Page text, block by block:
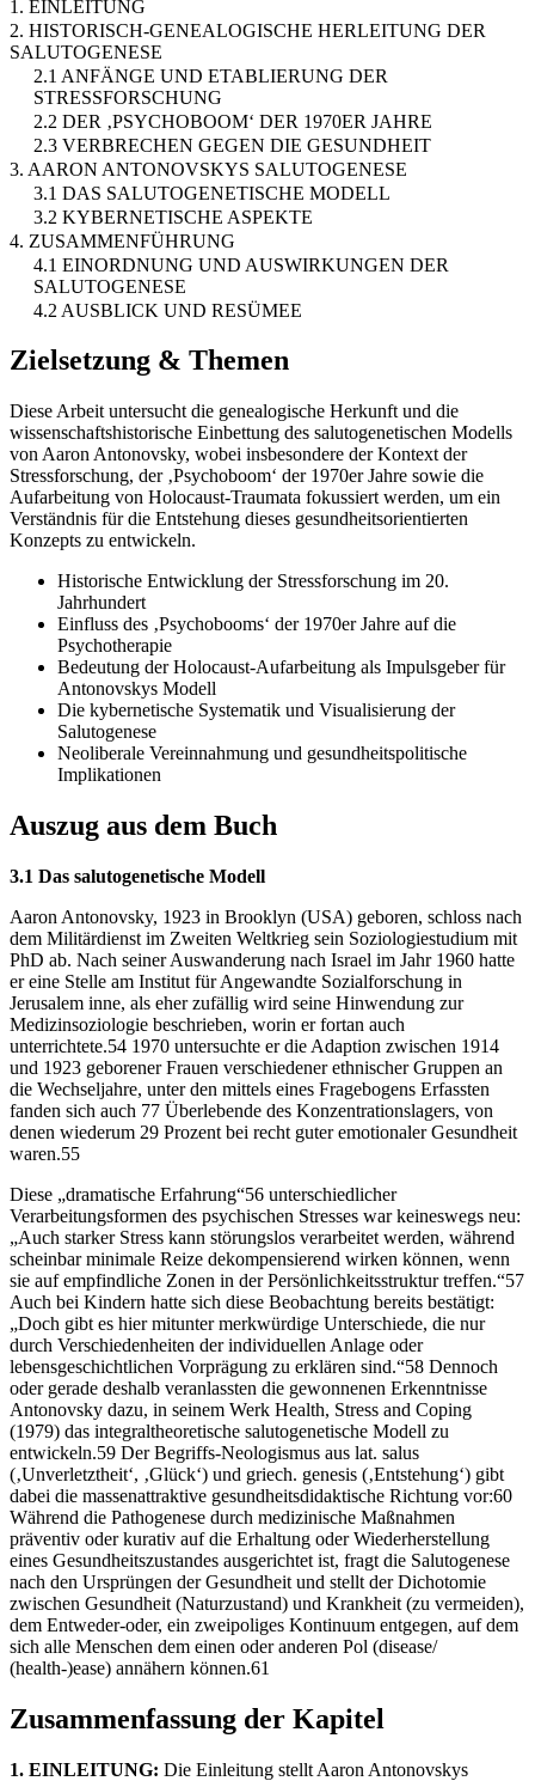
1. EINLEITUNG
2. HISTORISCH-GENEALOGISCHE HERLEITUNG DER
SALUTOGENESE
2.1 ANFÄNGE UND ETABLIERUNG DER
STRESSFORSCHUNG
2.2 DER ‚PSYCHOBOOM‘ DER 1970ER JAHRE
2.3 VERBRECHEN GEGEN DIE GESUNDHEIT
3. AARON ANTONOVSKYS SALUTOGENESE
3.1 DAS SALUTOGENETISCHE MODELL
3.2 KYBERNETISCHE ASPEKTE
4. ZUSAMMENFÜHRUNG
4.1 EINORDNUNG UND AUSWIRKUNGEN DER
SALUTOGENESE
4.2 AUSBLICK UND RESÜMEE
Zielsetzung & Themen
Diese Arbeit untersucht die genealogische Herkunft und die
wissenschaftshistorische Einbettung des salutogenetischen Modells
von Aaron Antonovsky, wobei insbesondere der Kontext der
Stressforschung, der ‚Psychoboom‘ der 1970er Jahre sowie die
Aufarbeitung von Holocaust-Traumata fokussiert werden, um ein
Verständnis für die Entstehung dieses gesundheitsorientierten
Konzepts zu entwickeln.
Historische Entwicklung der Stressforschung im 20.
Jahrhundert
Einfluss des ‚Psychobooms‘ der 1970er Jahre auf die
Psychotherapie
Bedeutung der Holocaust-Aufarbeitung als Impulsgeber für
Antonovskys Modell
Die kybernetische Systematik und Visualisierung der
Salutogenese
Neoliberale Vereinnahmung und gesundheitspolitische
Implikationen
Auszug aus dem Buch
3.1 Das salutogenetische Modell
Aaron Antonovsky, 1923 in Brooklyn (USA) geboren, schloss nach
dem Militärdienst im Zweiten Weltkrieg sein Soziologiestudium mit
PhD ab. Nach seiner Auswanderung nach Israel im Jahr 1960 hatte
er eine Stelle am Institut für Angewandte Sozialforschung in
Jerusalem inne, als eher zufällig wird seine Hinwendung zur
Medizinsoziologie beschrieben, worin er fortan auch
unterrichtete.54 1970 untersuchte er die Adaption zwischen 1914
und 1923 geborener Frauen verschiedener ethnischer Gruppen an
die Wechseljahre, unter den mittels eines Fragebogens Erfassten
fanden sich auch 77 Überlebende des Konzentrationslagers, von
denen wiederum 29 Prozent bei recht guter emotionaler Gesundheit
waren.55
Diese „dramatische Erfahrung“56 unterschiedlicher
Verarbeitungsformen des psychischen Stresses war keineswegs neu:
„Auch starker Stress kann störungslos verarbeitet werden, während
scheinbar minimale Reize dekompensierend wirken können, wenn
sie auf empfindliche Zonen in der Persönlichkeitsstruktur treffen.“57
Auch bei Kindern hatte sich diese Beobachtung bereits bestätigt:
„Doch gibt es hier mitunter merkwürdige Unterschiede, die nur
durch Verschiedenheiten der individuellen Anlage oder
lebensgeschichtlichen Vorprägung zu erklären sind.“58 Dennoch
oder gerade deshalb veranlassten die gewonnenen Erkenntnisse
Antonovsky dazu, in seinem Werk Health, Stress and Coping
(1979) das integraltheoretische salutogenetische Modell zu
entwickeln.59 Der Begriffs-Neologismus aus lat. salus
(‚Unverletztheit‘, ‚Glück‘) und griech. genesis (‚Entstehung‘) gibt
dabei die massenattraktive gesundheitsdidaktische Richtung vor:60
Während die Pathogenese durch medizinische Maßnahmen
präventiv oder kurativ auf die Erhaltung oder Wiederherstellung
eines Gesundheitszustandes ausgerichtet ist, fragt die Salutogenese
nach den Ursprüngen der Gesundheit und stellt der Dichotomie
zwischen Gesundheit (Naturzustand) und Krankheit (zu vermeiden),
dem Entweder-oder, ein zweipoliges Kontinuum entgegen, auf dem
sich alle Menschen dem einen oder anderen Pol (disease/
(health-)ease) annähern können.61
Zusammenfassung der Kapitel
1. EINLEITUNG: Die Einleitung stellt Aaron Antonovskys